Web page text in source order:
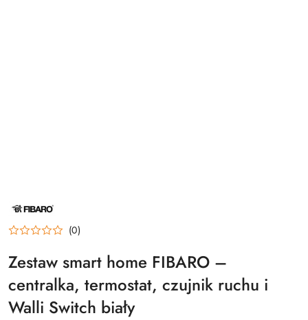
NAZWA
PRODUCENTA:
FIBARO
(0)
Zestaw smart home FIBARO –
centralka, termostat, czujnik ruchu i
Walli Switch biały